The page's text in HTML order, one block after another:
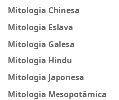
Mitologia Chinesa
Mitologia Eslava
Mitologia Galesa
Mitologia Hindu
Mitologia Japonesa
Mitologia Mesopotâmica